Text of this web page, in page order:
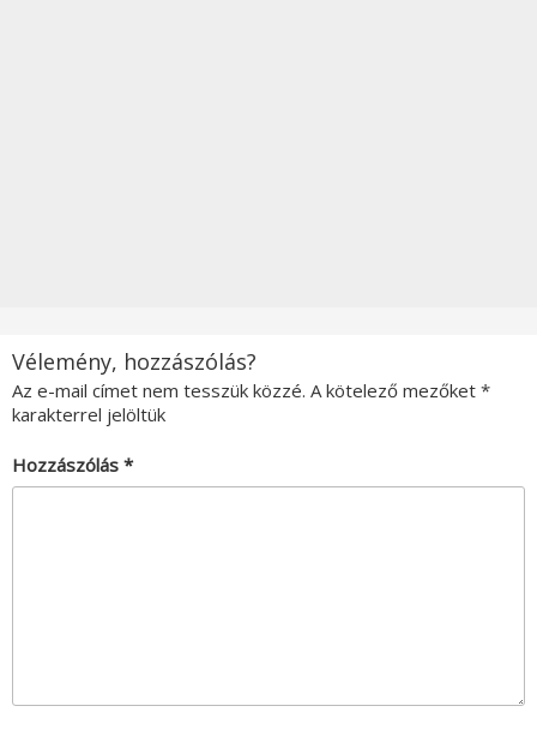
Vélemény, hozzászólás?
Az e-mail címet nem tesszük közzé. A kötelező mezőket *
karakterrel jelöltük
Hozzászólás *